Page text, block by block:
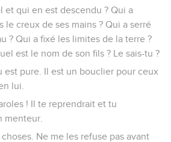
et qui en est descendu ? Qui a
le creux de ses mains ? Qui a serré
? Qui a fixé les limites de la terre ?
est le nom de son fils ? Le sais-tu ?
est pure. Il est un bouclier pour ceux
lui.
! Il te reprendrait et tu
menteur.
Ne me les refuse pas avant